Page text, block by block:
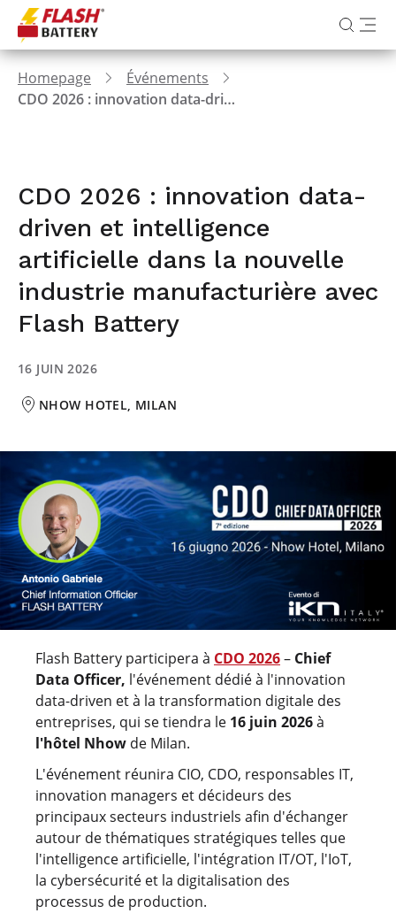
Homepage
Événements
CDO 2026 : innovation data-driven et intelligence artificielle dans la nouvelle industrie manufacturière avec Flash Battery
CDO 2026 : innovation data-
driven et intelligence
artificielle dans la nouvelle
industrie manufacturière avec
Flash Battery
16 JUIN 2026
NHOW HOTEL, MILAN
Flash Battery participera à CDO 2026– Chief
Data Officer, l'événement dédié à l'innovation
data-driven et à la transformation digitale des
entreprises, qui se tiendra le 16 juin 2026à
l'hôtel Nhow de Milan.
L'événement réunira CIO, CDO, responsables IT,
innovation managers et décideurs des
principaux secteurs industriels afin d'échanger
autour de thématiques stratégiques telles que
l'intelligence artificielle, l'intégration IT/OT, l'IoT,
la cybersécurité et la digitalisation des
processus de production.